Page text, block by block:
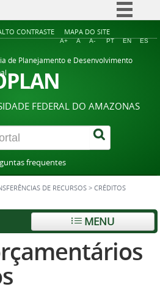
Simplifique!
Acesso à informação
Legislação
Canais
CONTRASTE MAPA DO SITE
A+ A A- PT EN ES
de Planejamento e Desenvolvimento
FEDERAL DO AMAZONAS
frequentes
DE RECURSOS > CRÉDITOS
MENU